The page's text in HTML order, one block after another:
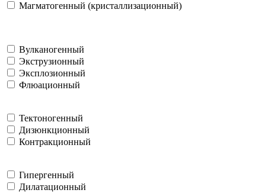
Магматогенный (кристаллизационный)
Вулканогенный
Экструзионный
Эксплозионный
Флюационный
Тектоногенный
Дизюнкционный
Контракционный
Гипергенный
Дилатационный